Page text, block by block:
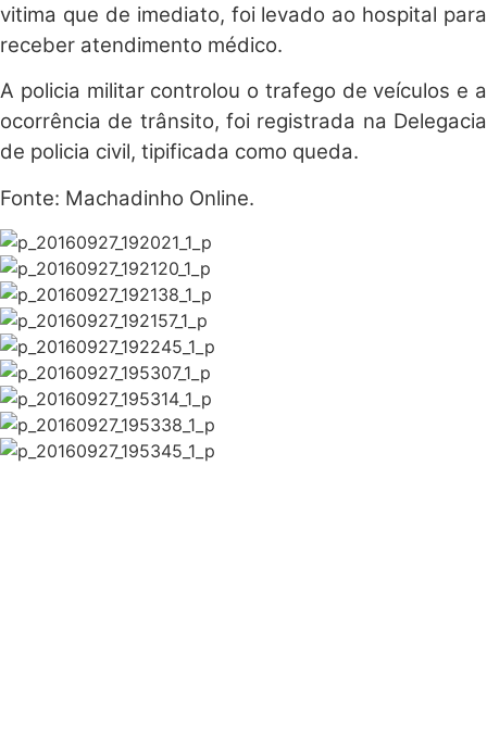
vitima que de imediato, foi levado ao hospital para
receber atendimento médico.
A policia militar controlou o trafego de veículos e a
ocorrência de trânsito, foi registrada na Delegacia
de policia civil, tipificada como queda.
Fonte: Machadinho Online.